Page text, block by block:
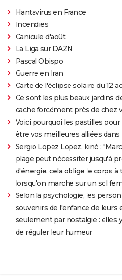
Hantavirus en France
Incendies
Canicule d'août
La Liga sur DAZN
Pascal Obispo
Guerre en Iran
Carte de l'éclipse solaire du 12
Ce sont les plus beaux jardins
cache forcément près de chez
Voici pourquoi les pastilles
être vos meilleures alliées dans
Sergio Lopez Lopez, kiné :
plage peut nécessiter jusqu'à
d'énergie, cela oblige le corps à
lorsqu'on marche sur un sol
Selon la psychologie, les
souvenirs de l'enfance de leurs
seulement par nostalgie : elles
de réguler leur humeur